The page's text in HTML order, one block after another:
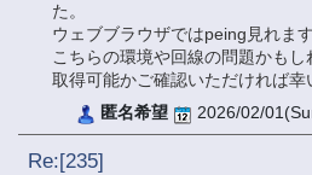
た。
ウェブブラウザではpeing見れます
こちらの環境や回線の問題かも
取得可能かご確認いただければ幸
匿名希望
2026/02/
Re:[235]